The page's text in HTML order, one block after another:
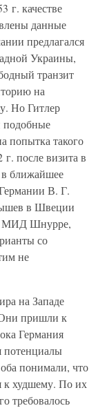
г. качестве
данные
предлагался
Украины,
транзит
на
Но Гитлер
подобные
попытка такого
после визита в
в ближайшее
В. Г.
в Швеции
МИД Шнурре,
со
не
на Западе
пришли к
Германия
потенциалы
понимали, что
к худшему. По их
требовалось